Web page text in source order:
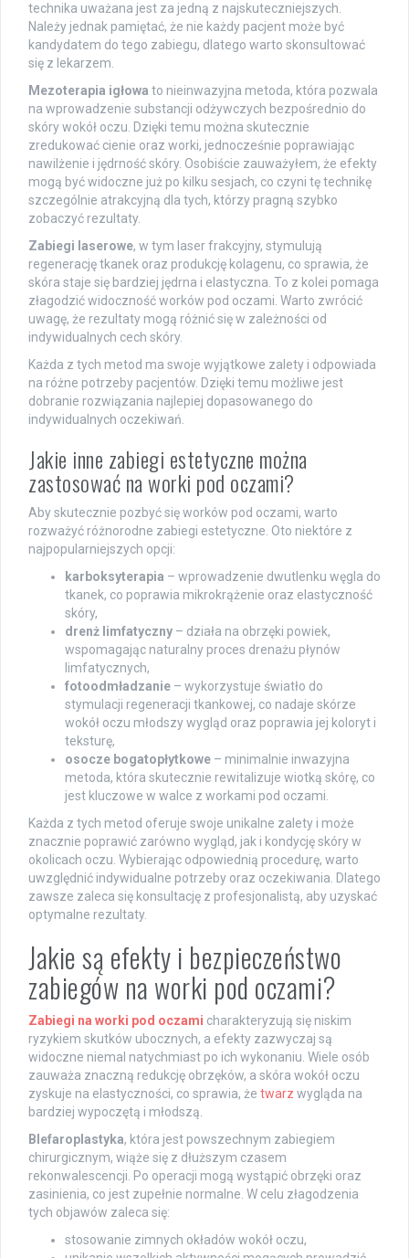
technika uważana jest za jedną z najskuteczniejszych.
Należy jednak pamiętać, że nie każdy pacjent może być
kandydatem do tego zabiegu, dlatego warto skonsultować
się z lekarzem.
Mezoterapia igłowa to nieinwazyjna metoda, która pozwala
na wprowadzenie substancji odżywczych bezpośrednio do
skóry wokół oczu. Dzięki temu można skutecznie
zredukować cienie oraz worki, jednocześnie poprawiając
nawilżenie i jędrność skóry. Osobiście zauważyłem, że efekty
mogą być widoczne już po kilku sesjach, co czyni tę technikę
szczególnie atrakcyjną dla tych, którzy pragną szybko
zobaczyć rezultaty.
Zabiegi laserowe, w tym laser frakcyjny, stymulują
regenerację tkanek oraz produkcję kolagenu, co sprawia, że
skóra staje się bardziej jędrna i elastyczna. To z kolei pomaga
złagodzić widoczność worków pod oczami. Warto zwrócić
uwagę, że rezultaty mogą różnić się w zależności od
indywidualnych cech skóry.
Każda z tych metod ma swoje wyjątkowe zalety i odpowiada
na różne potrzeby pacjentów. Dzięki temu możliwe jest
dobranie rozwiązania najlepiej dopasowanego do
indywidualnych oczekiwań.
Jakie inne zabiegi estetyczne można
zastosować na worki pod oczami?
Aby skutecznie pozbyć się worków pod oczami, warto
rozważyć różnorodne zabiegi estetyczne. Oto niektóre z
najpopularniejszych opcji:
karboksyterapia – wprowadzenie dwutlenku węgla do
tkanek, co poprawia mikrokrążenie oraz elastyczność
skóry,
drenż limfatyczny – działa na obrzęki powiek,
wspomagając naturalny proces drenażu płynów
limfatycznych,
fotoodmładzanie – wykorzystuje światło do
stymulacji regeneracji tkankowej, co nadaje skórze
wokół oczu młodszy wygląd oraz poprawia jej koloryt i
teksturę,
osocze bogatopłytkowe – minimalnie inwazyjna
metoda, która skutecznie rewitalizuje wiotką skórę, co
jest kluczowe w walce z workami pod oczami.
Każda z tych metod oferuje swoje unikalne zalety i może
znacznie poprawić zarówno wygląd, jak i kondycję skóry w
okolicach oczu. Wybierając odpowiednią procedurę, warto
uwzględnić indywidualne potrzeby oraz oczekiwania. Dlatego
zawsze zaleca się konsultację z profesjonalistą, aby uzyskać
optymalne rezultaty.
Jakie są efekty i bezpieczeństwo
zabiegów na worki pod oczami?
Zabiegi na worki pod oczami charakteryzują się niskim
ryzykiem skutków ubocznych, a efekty zazwyczaj są
widoczne niemal natychmiast po ich wykonaniu. Wiele osób
zauważa znaczną redukcję obrzęków, a skóra wokół oczu
zyskuje na elastyczności, co sprawia, że twarz wygląda na
bardziej wypoczętą i młodszą.
Blefaroplastyka, która jest powszechnym zabiegiem
chirurgicznym, wiąże się z dłuższym czasem
rekonwalescencji. Po operacji mogą wystąpić obrzęki oraz
zasinienia, co jest zupełnie normalne. W celu złagodzenia
tych objawów zaleca się:
stosowanie zimnych okładów wokół oczu,